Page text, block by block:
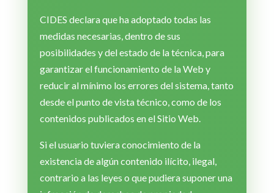
CIDES declara que ha adoptado todas las
medidas necesarias, dentro de sus
posibilidades y del estado de la técnica, para
garantizar el funcionamiento de la Web y
reducir al mínimo los errores del sistema, tanto
desde el punto de vista técnico, como de los
contenidos publicados en el Sitio Web.
Si el usuario tuviera conocimiento de la
existencia de algún contenido ilícito, ilegal,
contrario a las leyes o que pudiera suponer una